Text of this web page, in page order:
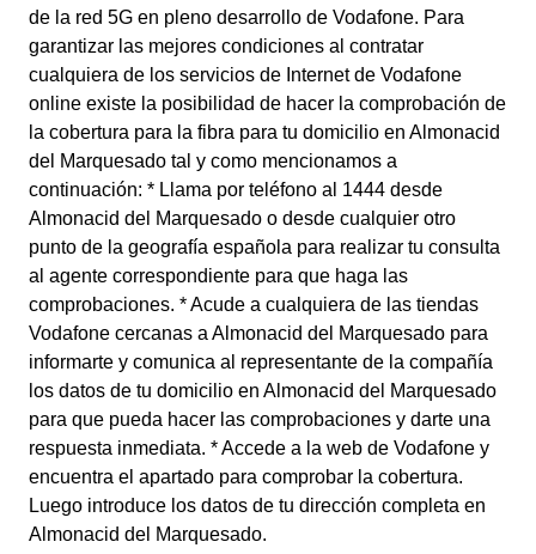
de la red 5G en pleno desarrollo de Vodafone. Para
garantizar las mejores condiciones al contratar
cualquiera de los servicios de Internet de Vodafone
online existe la posibilidad de hacer la comprobación de
la cobertura para la fibra para tu domicilio en Almonacid
del Marquesado tal y como mencionamos a
continuación: * Llama por teléfono al 1444 desde
Almonacid del Marquesado o desde cualquier otro
punto de la geografía española para realizar tu consulta
al agente correspondiente para que haga las
comprobaciones. * Acude a cualquiera de las tiendas
Vodafone cercanas a Almonacid del Marquesado para
informarte y comunica al representante de la compañía
los datos de tu domicilio en Almonacid del Marquesado
para que pueda hacer las comprobaciones y darte una
respuesta inmediata. * Accede a la web de Vodafone y
encuentra el apartado para comprobar la cobertura.
Luego introduce los datos de tu dirección completa en
Almonacid del Marquesado.